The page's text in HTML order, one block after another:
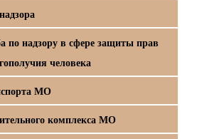
по надзору в сфере защиты прав
человека
МО
комплекса МО